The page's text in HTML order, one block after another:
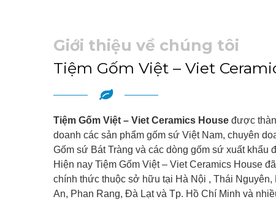
Giới thiệu về chúng tôi
Tiệm Gốm Việt – Viet
Tiệm Gốm Việt – Viet Ceramics House được
doanh các sản phẩm gốm sứ Việt Nam, chuyên
Gốm sứ Bát Tràng và các dòng gốm sứ xuất khẩu
Hiện nay Tiệm Gốm Việt – Viet Ceramics House
chính thức thuộc sở hữu tại Hà Nội , Thái
An, Phan Rang, Đà Lạt và Tp. Hồ Chí Minh và